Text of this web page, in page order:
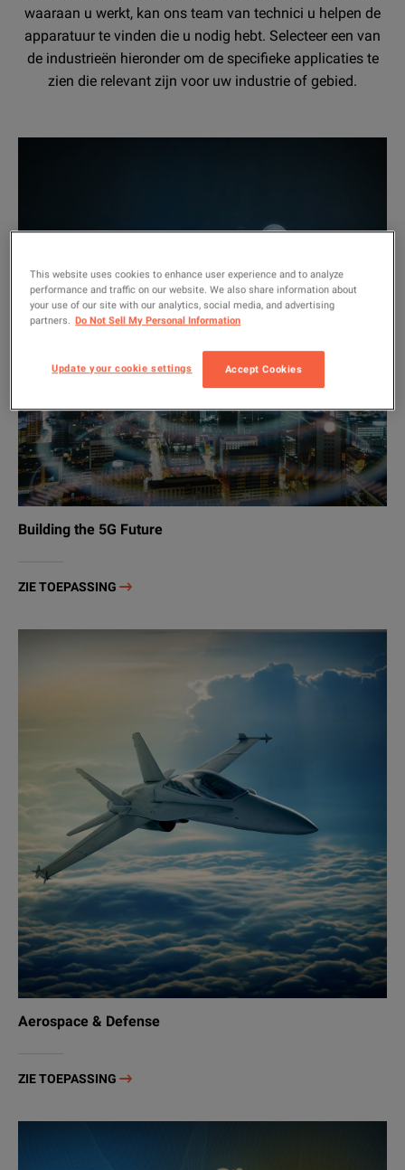
waaraan u werkt, kan ons team van technici u helpen de
apparatuur te vinden die u nodig hebt. Selecteer een van
de industrieën hieronder om de specifieke applicaties te
zien die relevant zijn voor uw industrie of gebied.
Building the 5G Future
ZIE TOEPASSING
Aerospace & Defense
ZIE TOEPASSING
This website uses cookies to enhance user experience and to analyze
performance and traffic on our website. We also share information about
your use of our site with our analytics, social media, and advertising
partners.
Do Not Sell My Personal Information
Update your cookie settings Accept Cookies